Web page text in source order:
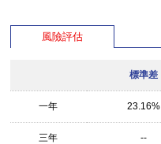
風險評估
標準差
一年 23.16%
三年 --